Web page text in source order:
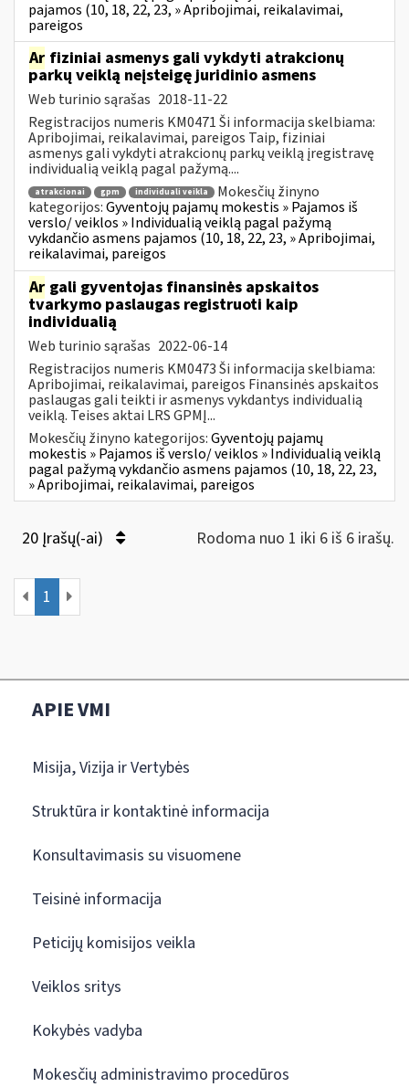
pajamos (10, 18, 22, 23, » Apribojimai, reikalavimai,
pareigos
Ar fiziniai asmenys gali vykdyti atrakcionų
parkų veiklą neįsteigę juridinio asmens
Web turinio sąrašas 2018-11-22
Registracijos numeris KM0471 Ši informacija skelbiama:
Apribojimai, reikalavimai, pareigos Taip, fiziniai
asmenys gali vykdyti atrakcionų parkų veiklą įregistravę
individualią veiklą pagal pažymą....
atrakcionai gpm individuali veikla
Mokesčių žinyno
kategorijos:Gyventojų pajamų mokestis » Pajamos iš
verslo/ veiklos » Individualią veiklą pagal pažymą
vykdančio asmens pajamos (10, 18, 22, 23, » Apribojimai,
reikalavimai, pareigos
Ar gali gyventojas finansinės apskaitos
tvarkymo paslaugas registruoti kaip
individualią
Web turinio sąrašas 2022-06-14
Registracijos numeris KM0473 Ši informacija skelbiama:
Apribojimai, reikalavimai, pareigos Finansinės apskaitos
paslaugas gali teikti ir asmenys vykdantys individualią
veiklą. Teises aktai LRS GPMĮ...
Mokesčių žinyno kategorijos:Gyventojų pajamų
mokestis » Pajamos iš verslo/ veiklos » Individualią veiklą
pagal pažymą vykdančio asmens pajamos (10, 18, 22, 23,
» Apribojimai, reikalavimai, pareigos
20 Įrašų(-ai) Rodoma nuo 1 iki 6 iš 6 irašų.
1
APIE VMI
Misija, Vizija ir Vertybės
Struktūra ir kontaktinė informacija
Konsultavimasis su visuomene
Teisinė informacija
Peticijų komisijos veikla
Veiklos sritys
Kokybės vadyba
Mokesčių administravimo procedūros